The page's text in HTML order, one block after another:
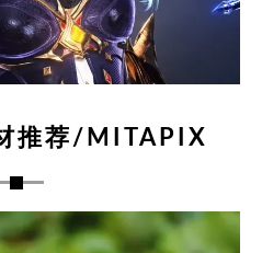
推荐/MITAPIX